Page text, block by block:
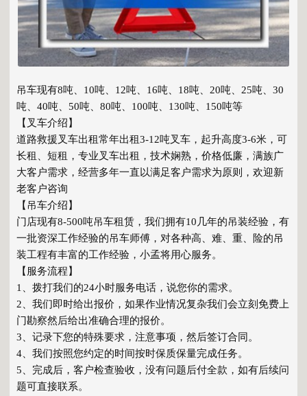
吊车现有8吨、10吨、12吨、16吨、18吨、20吨、25吨、30
吨、40吨、50吨、80吨、100吨、130吨、150吨等
【叉车介绍】
道路救援叉车出租常年出租3-12吨叉车，起升高度3-6米，可
长租、短租，专业叉车出租，技术娴熟，价格低廉，满族广
大客户需求，经营多年一直以满足客户需求为原则，欢迎新
老客户咨询
【吊车介绍】
门店现有8-500吨吊车租赁，我们拥有10几年的吊装经验，有
一批资深工作经验的吊车师傅，对各种高、难、重、险的吊
装工程有丰富的工作经验，小孟将用心服务。
【服务流程】
1、拨打我们的24小时服务电话，说您你的需求。
2、我们即时给出报价，如果作业情况复杂我们会立刻免费上
门勘察然后给出准确合理的报价。
3、记录下您的特殊要求，注意事项，然后签订合同。
4、我们按照您约定的时间按时保质保量完成任务。
5、完成后，客户检查验收，没有问题后付全款，如有后续问
题可直接联系。